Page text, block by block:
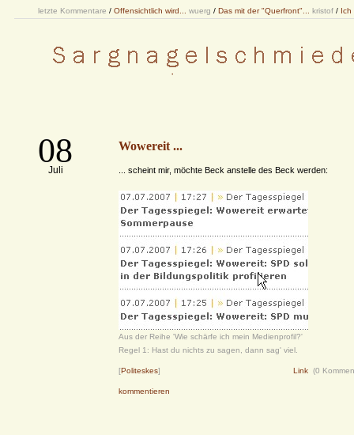
letzte Kommentare / Offensichtlich wird... wuerg / Das mit der "Querfront"... kristof / Ich
08
Juli
Wowereit ...
... scheint mir, möchte Beck anstelle des Beck werden:
Aus der Reihe 'Wie schärfe ich mein Medienprofil?'
Regel 1: Hast du nichts zu sagen, dann sag' viel.
[Politeskes] Link (0
kommentieren